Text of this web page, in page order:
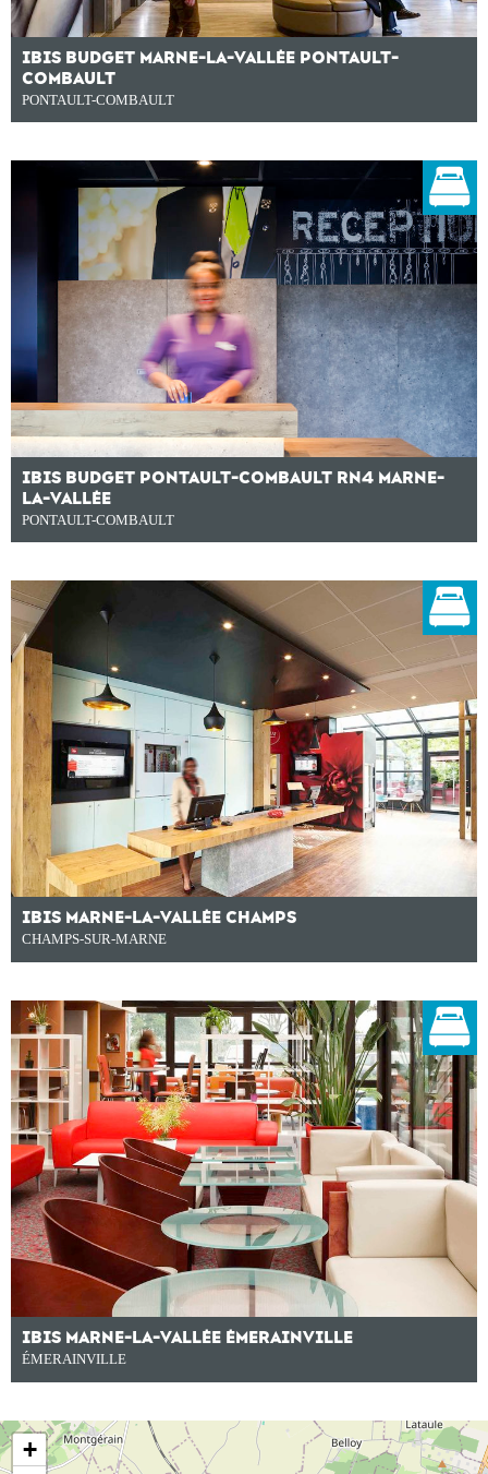
IBIS BUDGET MARNE-LA-VALLÉE PONTAULT-
COMBAULT
PONTAULT-COMBAULT
IBIS BUDGET PONTAULT-COMBAULT RN4 MARNE-
LA-VALLÉE
PONTAULT-COMBAULT
IBIS MARNE-LA-VALLÉE CHAMPS
CHAMPS-SUR-MARNE
IBIS MARNE-LA-VALLÉE ÉMERAINVILLE
ÉMERAINVILLE
+